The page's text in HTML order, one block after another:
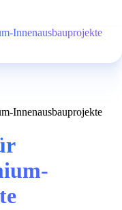
Innenausbauprojekte
Innenausbauprojekte